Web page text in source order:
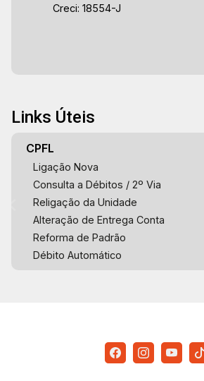
Creci: 18554-J
Links Úteis
CPFL
Ligação Nova
Consulta a Débitos / 2º Via
Religação da Unidade
Alteração de Entrega Conta
Reforma de Padrão
Débito Automático